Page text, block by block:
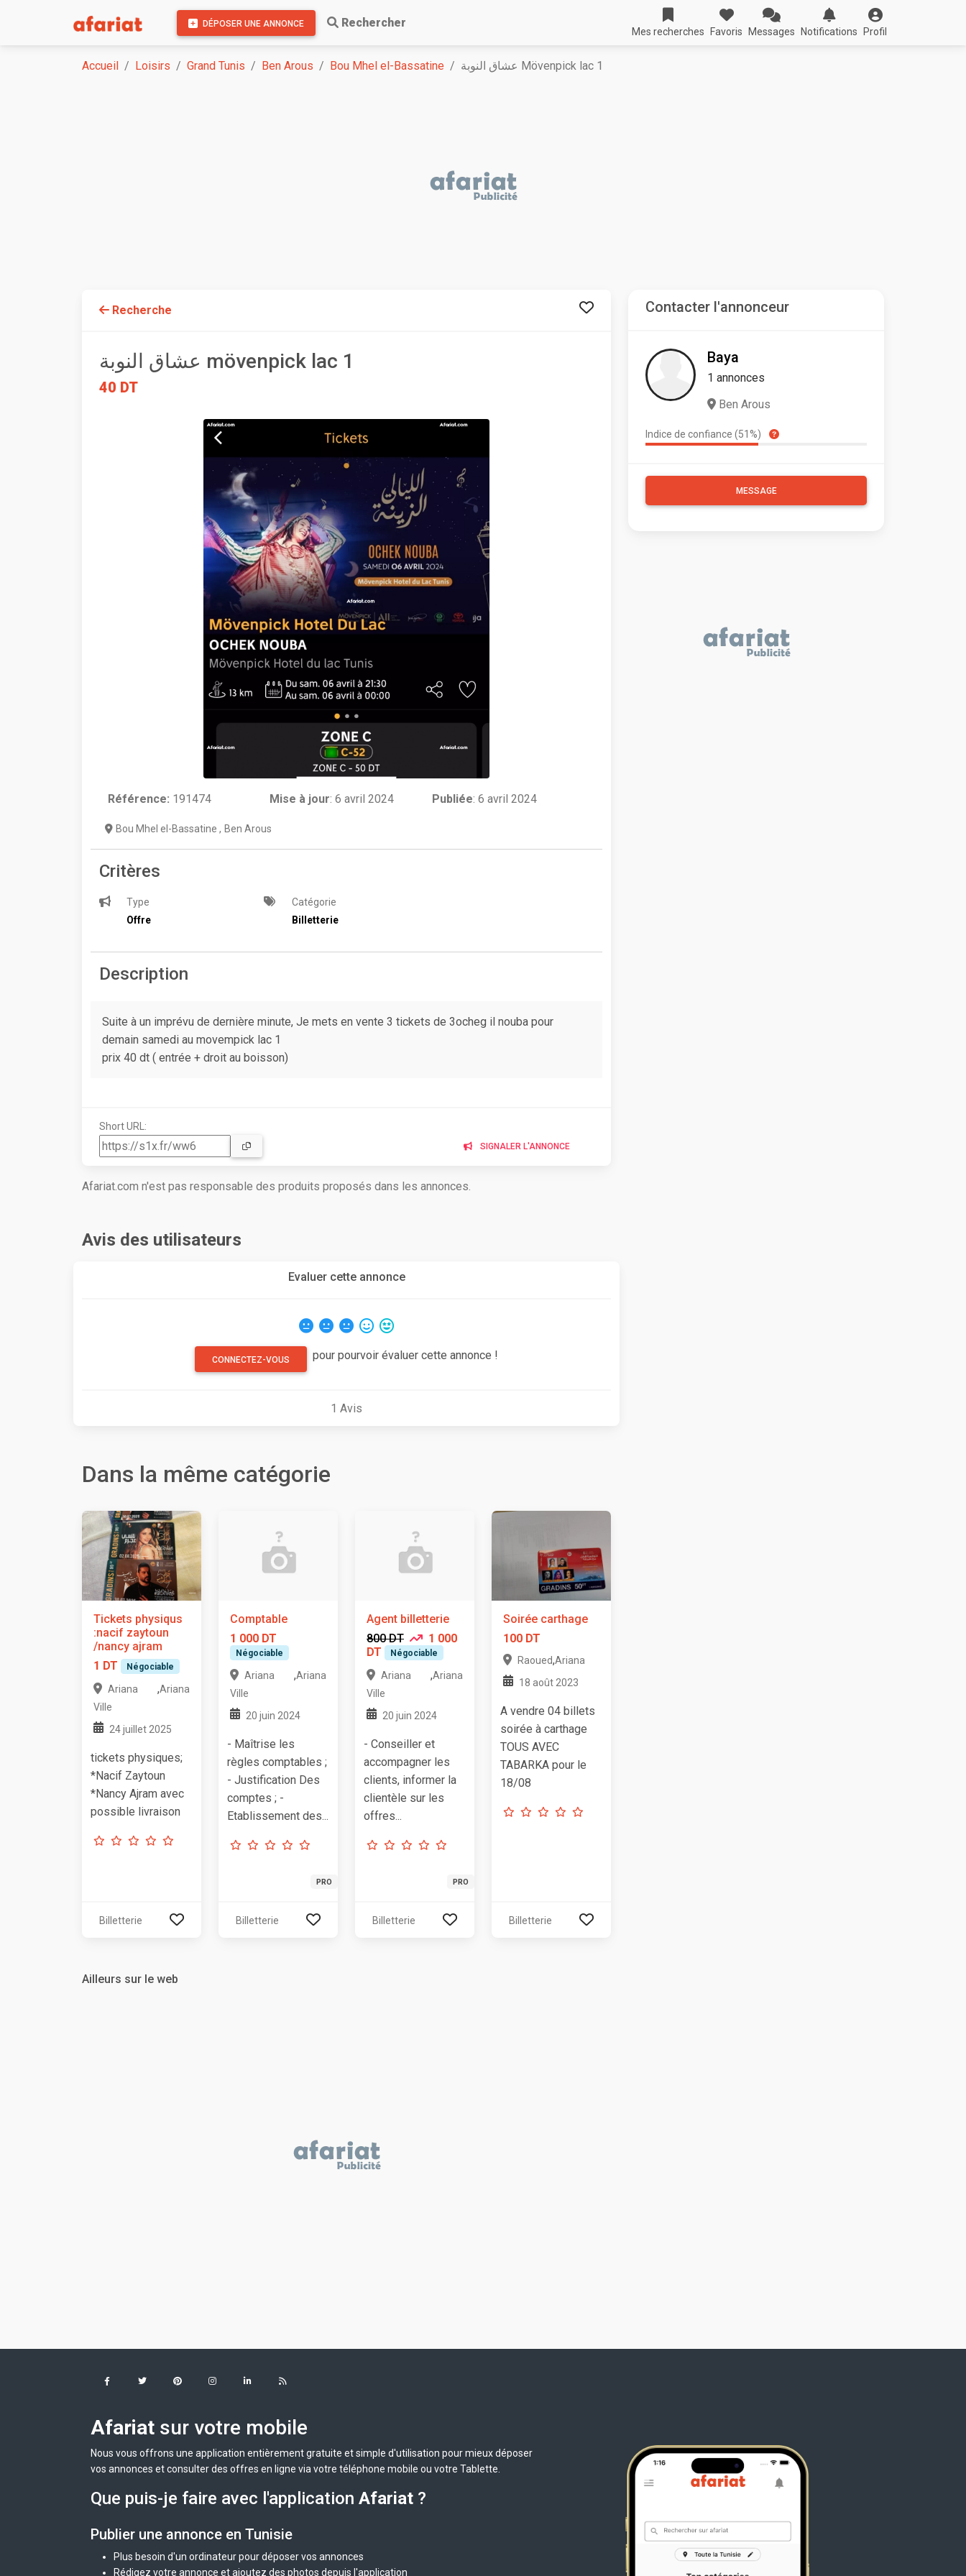
DÉPOSER UNE ANNONCE Rechercher
Mes recherches Favoris Messages Notifications Profil
Accueil Loisirs Grand Tunis Ben Arous Bou Mhel el-Bassatine عشاق النوبة Mövenpick lac 1
Recherche
عشاق النوبة mövenpick lac 1
40 DT
Référence: 191474 Mise à jour:6 avril 2024 Publiée: 6 avril 2024
Bou Mhel el-Bassatine , Ben Arous
Critères
Type
Offre
Catégorie
Billetterie
Description
Suite à un imprévu de dernière minute, Je mets en vente 3 tickets de 3ocheg il nouba pour
demain samedi au movempick lac 1
prix 40 dt ( entrée + droit au boisson)
Short URL:
SIGNALER L'ANNONCE
Afariat.com n'est pas responsable des produits proposés dans les annonces.
Avis des utilisateurs
Evaluer cette annonce
CONNECTEZ-VOUS pour pourvoir évaluer cette annonce !
1 Avis
Dans la même catégorie
Tickets physiqus
:nacif zaytoun
/nancy ajram
1 DT
Négociable
Ariana
Ville
,Ariana
24 juillet 2025
tickets physiques;
*Nacif Zaytoun
*Nancy Ajram avec
possible livraison
Billetterie
Comptable
1 000 DT
Négociable
Ariana
Ville
,Ariana
20 juin 2024
- Maîtrise les
règles comptables ;
- Justification Des
comptes ; -
Etablissement des...
PRO
Billetterie
Agent billetterie
800 DT
1 000
DT
Négociable
Ariana
Ville
,Ariana
20 juin 2024
- Conseiller et
accompagner les
clients, informer la
clientèle sur les
offres...
PRO
Billetterie
Soirée carthage
100 DT
Raoued,Ariana
18 août 2023
A vendre 04 billets
soirée à carthage
TOUS AVEC
TABARKA pour le
18/08
Billetterie
Ailleurs sur le web
Contacter l'annonceur
Baya
1 annonces
Ben Arous
Indice de confiance (51%)
MESSAGE
Afariat sur votre mobile
Nous vous offrons une application entièrement gratuite et simple d'utilisation pour mieux déposer
vos annonces et consulter des offres en ligne via votre téléphone mobile ou votre Tablette.
Que puis-je faire avec l'application Afariat ?
Publier une annonce en Tunisie
Plus besoin d'un ordinateur pour déposer vos annonces
Rédigez votre annonce et ajoutez des photos depuis l'application